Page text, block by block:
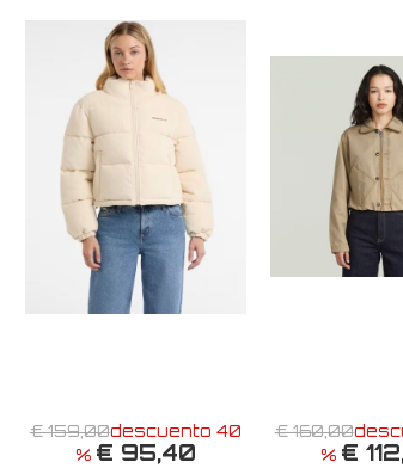
€ 159,00descuento 40
% € 95,40
€ 160,00
% €